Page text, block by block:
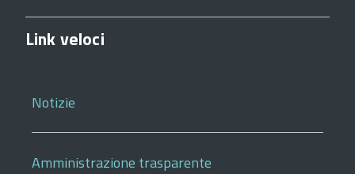
Link veloci
Notizie
Amministrazione trasparente